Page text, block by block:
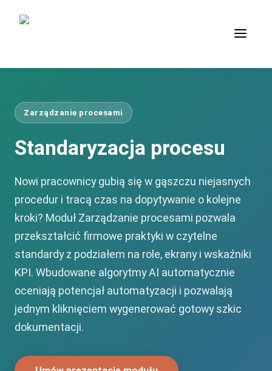
Zarządzanie procesami
Standaryzacja procesu
Nowi pracownicy gubią się w gąszczu niejasnych
procedur i tracą czas na dopytywanie o kolejne
kroki? Moduł Zarządzanie procesami pozwala
przekształcić firmowe praktyki w czytelne
standardy z podziałem na role, ekrany i wskaźniki
KPI. Wbudowane algorytmy AI automatycznie
oceniają potencjał automatyzacji i pozwalają
jednym kliknięciem wygenerować gotowy szkic
dokumentacji.